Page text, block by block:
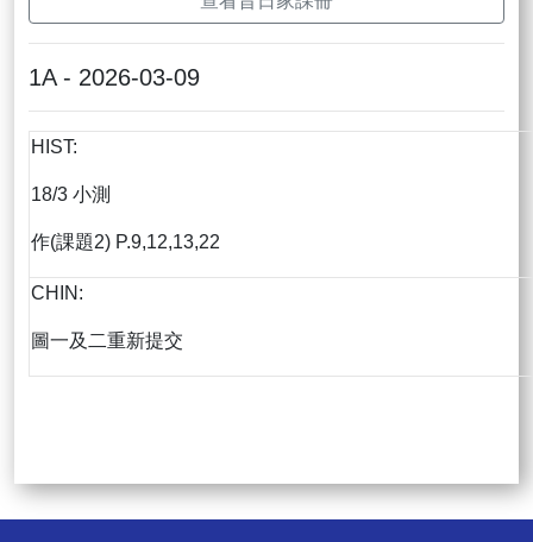
1A - 2026-03-09
HIST:
18/3 小測
作(課題2) P.9,12,13,22
CHIN:
圖一及二重新提交